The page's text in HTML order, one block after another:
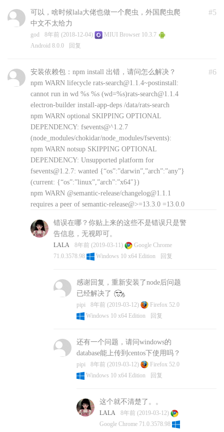
#5
可以，啥时候lala大佬也做一个爬虫，外国爬虫爬
中文不太给力
god 8年前 (2018-12-04)
MIUI Browser 10.3.7
Android 8.0.0
回复
#6
安装依赖包：npm install 出错，请问怎么解决？
npm WARN lifecycle rats-search@1.1.4~postinstall:
cannot run in wd %s %s (wd=%s)rats-search@1.1.4
electron-builder install-app-deps /data/rats-search
npm WARN optional SKIPPING OPTIONAL
DEPENDENCY: fsevents@^1.2.7
(node_modules/chokidar/node_modules/fsevents):
npm WARN notsup SKIPPING OPTIONAL
DEPENDENCY: Unsupported platform for
fsevents@1.2.7: wanted {“os”:”darwin”,”arch”:”any”}
(current: {“os”:”linux”,”arch”:”x64″})
npm WARN @semantic-release/changelog@1.1.1
requires a peer of semantic-release@>=13.3.0 =13.0.0
npm WARN acorn-dynamic-import@4.0.0 requires a
peer of acorn@^6.0.0 but none was installed.
8年前 (2019-03-11) Firefox 52.0
Windows 10 x64
回复
错误在哪？你贴上来的这些不是错误只是警
告信息，无视即可。
LALA 8年前 (2019-03-11)
Google Chrome
71.0.3578.98
Windows 10 x64 Edition 回复
感谢回复，重新安装了node后问题
已经解决了
pipi 8年前 (2019-03-12)
Firefox 52.0
Windows 10 x64 Edition
回复
还有一个问题，请问windows的
database能上传到centos下使用吗？
pipi 8年前 (2019-03-12)
Firefox 52.0
Windows 10 x64 Edition
回复
这个就不清楚了。。
LALA
8年前 (2019-03-12)
Google Chrome 71.0.3578.98